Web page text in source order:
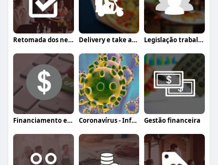
Retomada dos negócios Delivery e take away Legislação trabalhista
Financiamento e crédito Coronavírus - Informação, orientação e a Gestão financeira